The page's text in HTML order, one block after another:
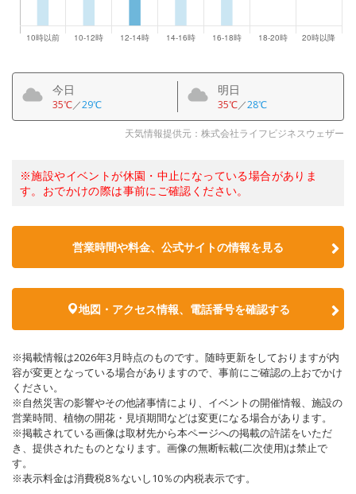
今日
35℃／29℃
明日
35℃／28℃
天気情報提供元：株式会社ライフビジネスウェザー
※施設やイベントが休園・中止になっている場合がありま
す。おでかけの際は事前にご確認ください。
営業時間や料金、公式サイトの情報を見る
地図・アクセス情報、電話番号を確認する
※掲載情報は2026年3月時点のものです。随時更新をしておりますが内
容が変更となっている場合がありますので、事前にご確認の上おでかけ
ください。
※自然災害の影響やその他諸事情により、イベントの開催情報、施設の
営業時間、植物の開花・見頃期間などは変更になる場合があります。
※掲載されている画像は取材先から本ページへの掲載の許諾をいただ
き、提供されたものとなります。画像の無断転載(二次使用)は禁止で
す。
※表示料金は消費税8％ないし10％の内税表示です。